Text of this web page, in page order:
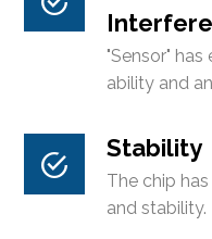
"Sensor"
ability and
Stability
The chip
and stability.